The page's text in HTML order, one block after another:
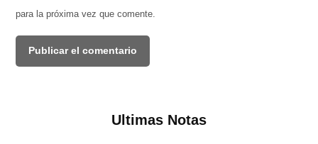
para la próxima vez que comente.
Ultimas Notas